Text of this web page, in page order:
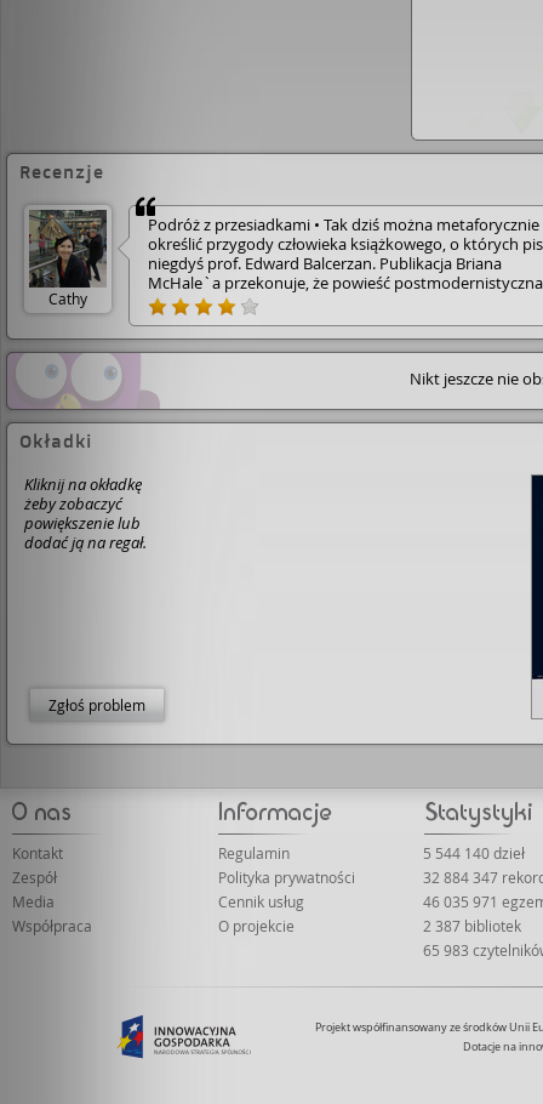
Recenzje
Cathy
Podróż z przesiadkami • Tak dziś można metaforycznie
określić przygody człowieka książkowego, o których
niegdyś prof. Edward Balcerzan. Publikacja Briana
McHale`a przekonuje, że powieść postmodernistyczna
może trafnie odzwierciedlić kondycję współczesnego
człowieka, a termin postmodernizm da się przybliżyć
ludziom spoza kręgu wtajemniczonych
Nie obawiajmy się faktu, że „Powieść
została u nas wydana jako podręcznik akademicki.
po nią, bo zawiera wszystko, co chcieliśmy wiedzieć o
postmodernizmie, ale baliśmy się zapytać. • Całość
Nikt jeszcze nie
Okładki
Kliknij na okładkę
żeby zobaczyć
powiększenie lub
dodać ją na regał.
Zgłoś problem
Kontakt
Zespół
Media
Współpraca
Regulamin
Polityka prywatności
Cennik usług
O projekcie
5 544 140 dzieł
32 884 347
46 035 971
2 387 bibliotek
65 983
Projekt współfinansowany ze środków Unii
Dotacje na